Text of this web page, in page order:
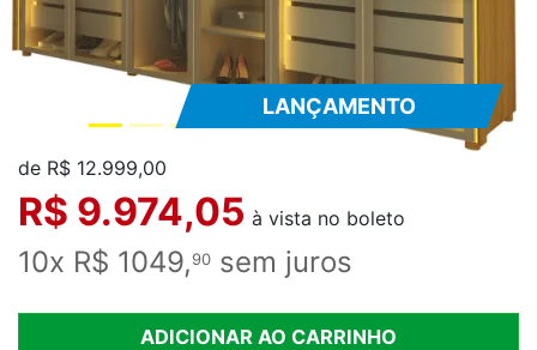
LANÇAMENTO
de R$ 12.999,00
R$ 9.974,05 à vista no boleto
10x R$ 1049,90 sem juros
ADICIONAR AO CARRINHO